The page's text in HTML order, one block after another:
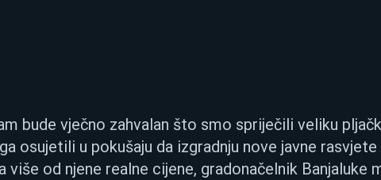
bude vječno zahvalan što smo spriječili veliku
osujetili u pokušaju da izgradnju nove javne
više od njene realne cijene, gradonačelnik Banjaluke